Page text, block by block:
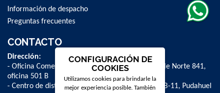
Información de despacho
Preguntas frecuentes
CONTACTO
Dirección:
- Oficina Comercial y administrativa: Avenida Valle Norte 841,
oficina 501 B
- Centro de distribución: La Farfana 500, bodega B-11, Pudahuel
CONFIGURACIÓN DE
COOKIES
Utilizamos cookies para brindarle la
mejor experiencia posible. También